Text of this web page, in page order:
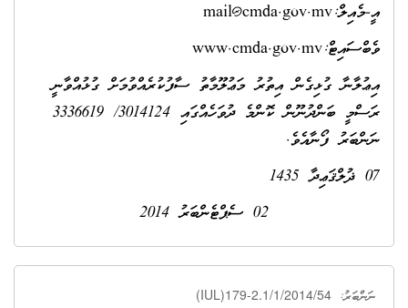
އީ-މެއިލް:mail@cmda.gov.mv
ވެބްސައިޓް:www.cmda.gov.mv
އިޢުލާނާ ގުޅިގެން އިތުރު މަޢުލޫމާތު ސާފުކުރެއްވުމަށް ގުޅުއްވާނީ
ރަސްމީ ބަންދުނޫން ކޮންމެ ދުވަހެއްގައި 3014124/ 3336619
ނަންބަރު ފޯނާއެވެ.
07 ޛުލްޤަޢިދާ 1435
02 ސެޕްޓެންބަރު 2014
ނަންބަރު: (IUL)179-2.1/1/2014/54